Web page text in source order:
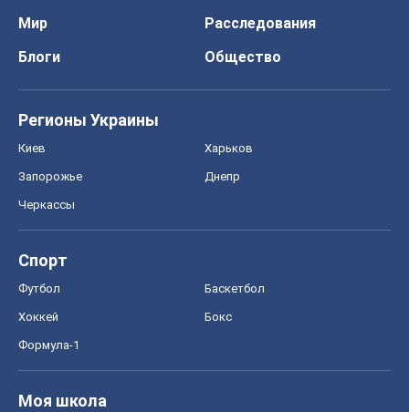
Мир
Расследования
Блоги
Общество
Регионы Украины
Киев Харьков
Запорожье Днепр
Черкассы
Спорт
Футбол Баскетбол
Хоккей Бокс
Формула-1
Моя школа